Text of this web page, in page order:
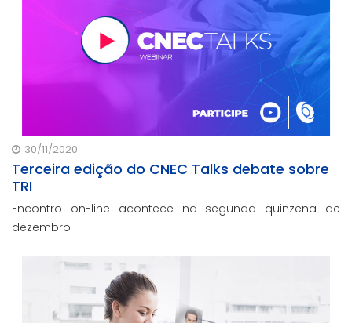
30/11/2020
Terceira edição do CNEC Talks debate sobre
TRI
Encontro on-line acontece na segunda quinzena de
dezembro